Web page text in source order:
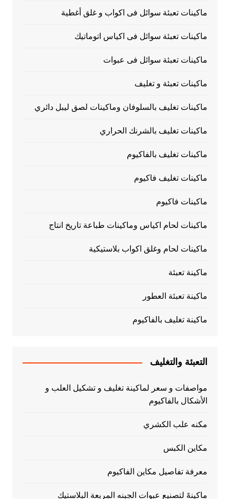
ماكينات تعبئة سوائل فى اكواب و غلق أغطية
ماكينات تعبئة سوائل فى اكياس اتوماتيك
ماكينات تعبئة سوائل فى عبوات
ماكينات تعبئة و تغليف
ماكينات تغليف بالسلوفان وماكينات لصق ليبل دائري
ماكينات تغليف بالشرنك الحراري
ماكينات تغليف بالفاكيوم
ماكينات تغليف فاكيوم
ماكينات فاكيوم
ماكينات لحام اكياس وماكينات طباعة تاريخ انتاج
ماكينات لحام وغلق اكواب بلاستيكية
ماكينة تعبئة
ماكينة تعبئة العطور
ماكينة تغليف بالفاكيوم
التعبئة والتغليف
مواصفات و سعر لماكينة تغليف و تشكيل العلب و
الأشكال بالفاكيوم
مكنه علب الكشري
مكاين الكبس
معرفة تفاصيل مكاين الفاكيوم
ماكينهً لتصنيع عبوات الجبنه المربعة البلاستيك